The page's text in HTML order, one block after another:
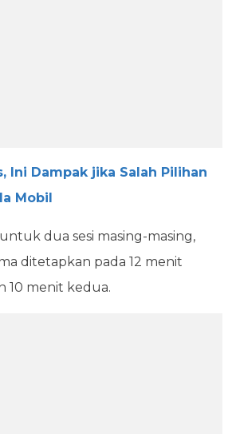
Ini Dampak jika Salah Pilihan
Mobil
dua sesi masing-masing,
ditetapkan pada 12 menit
10 menit kedua.